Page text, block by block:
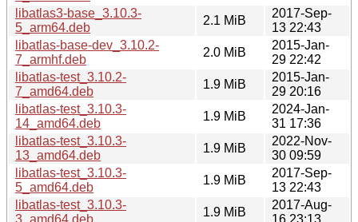
libatlas3-base_3.10.3-
5_arm64.deb
2.1 MiB
2017-Sep-
13 22:43
libatlas-base-dev_3.10.2-
7_armhf.deb
2.0 MiB
2015-Jan-
29 22:42
libatlas-test_3.10.2-
7_amd64.deb
1.9 MiB
2015-Jan-
29 20:16
libatlas-test_3.10.3-
14_amd64.deb
1.9 MiB
2024-Jan-
31 17:36
libatlas-test_3.10.3-
13_amd64.deb
1.9 MiB
2022-Nov-
30 09:59
libatlas-test_3.10.3-
5_amd64.deb
1.9 MiB
2017-Sep-
13 22:43
libatlas-test_3.10.3-
3_amd64.deb
1.9 MiB
2017-Aug-
16 23:13